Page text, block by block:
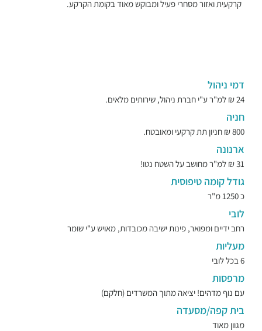
קרקעית ואזור מסחרי פעיל ומבוקש מאוד בקומת הקרקע.
דמי ניהול
24 ₪ למ"ר ע"י חברת ניהול, שירותים מלאים.
חניה
800 ₪ חניון תת קרקעי ומאובטח.
ארנונה
31 ₪ למ"ר מחושב על השטח נטו!
גודל קומה טיפוסית
כ 1250 מ"ר
לובי
רחב ידיים ומפואר, פינות ישיבה מכובדות, מאויש ע"י שומר
מעליות
6 בכל לובי
מרפסות
עם נוף מדהים! יציאה מתוך המשרדים (חלקם)
בית קפה/מסעדה
מגוון מאוד